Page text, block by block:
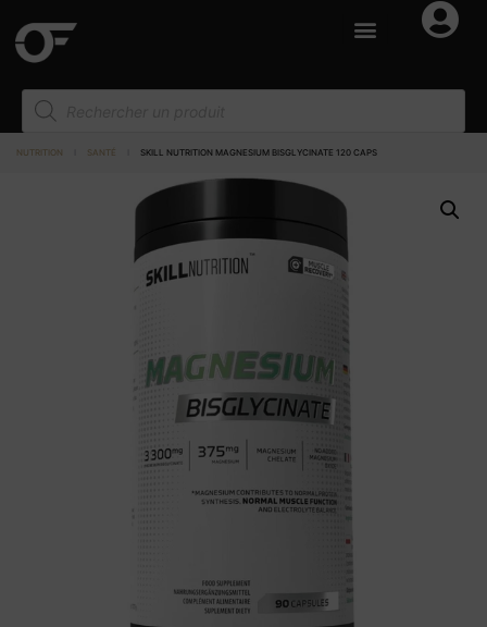
NUTRITION SANTÉ SKILL NUTRITION MAGNESIUM BISGLYCINATE 120 CAPS